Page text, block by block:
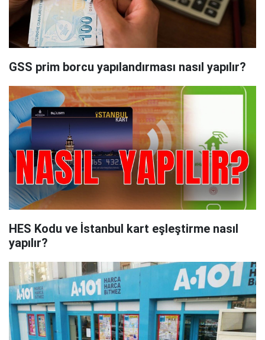
GSS prim borcu yapılandırması nasıl yapılır?
HES Kodu ve İstanbul kart eşleştirme nasıl
yapılır?